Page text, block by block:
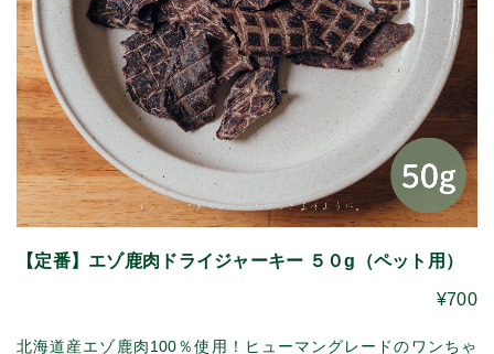
【定番】エゾ鹿肉ドライジャーキー ５０g（ペット用）
¥700
北海道産エゾ鹿肉100％使用！ヒューマングレードのワンちゃ